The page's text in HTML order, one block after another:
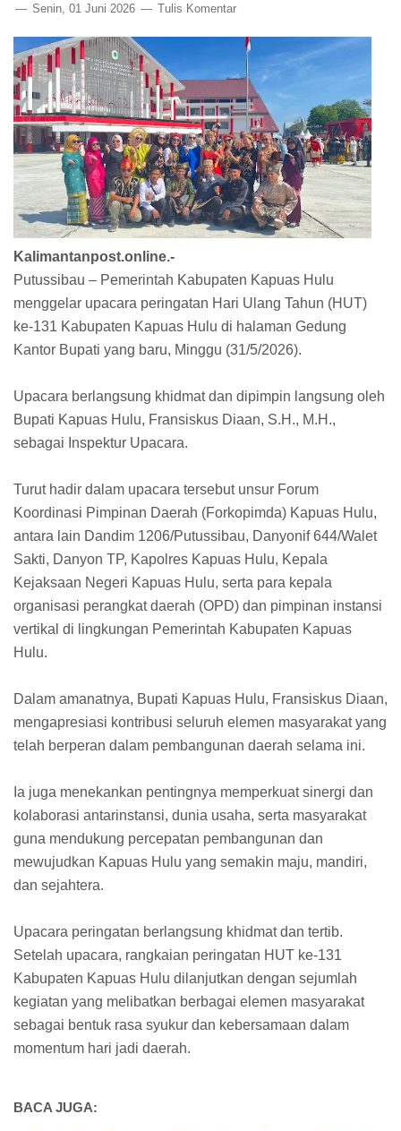
Senin, 01 Juni 2026 Tulis Komentar
Kalimantanpost.online.-
Putussibau – Pemerintah Kabupaten Kapuas Hulu
menggelar upacara peringatan Hari Ulang Tahun (HUT)
ke-131 Kabupaten Kapuas Hulu di halaman Gedung
Kantor Bupati yang baru, Minggu (31/5/2026).
Upacara berlangsung khidmat dan dipimpin langsung oleh
Bupati Kapuas Hulu, Fransiskus Diaan, S.H., M.H.,
sebagai Inspektur Upacara.
Turut hadir dalam upacara tersebut unsur Forum
Koordinasi Pimpinan Daerah (Forkopimda) Kapuas Hulu,
antara lain Dandim 1206/Putussibau, Danyonif 644/Walet
Sakti, Danyon TP, Kapolres Kapuas Hulu, Kepala
Kejaksaan Negeri Kapuas Hulu, serta para kepala
organisasi perangkat daerah (OPD) dan pimpinan instansi
vertikal di lingkungan Pemerintah Kabupaten Kapuas
Hulu.
Dalam amanatnya, Bupati Kapuas Hulu, Fransiskus Diaan,
mengapresiasi kontribusi seluruh elemen masyarakat yang
telah berperan dalam pembangunan daerah selama ini.
Ia juga menekankan pentingnya memperkuat sinergi dan
kolaborasi antarinstansi, dunia usaha, serta masyarakat
guna mendukung percepatan pembangunan dan
mewujudkan Kapuas Hulu yang semakin maju, mandiri,
dan sejahtera.
Upacara peringatan berlangsung khidmat dan tertib.
Setelah upacara, rangkaian peringatan HUT ke-131
Kabupaten Kapuas Hulu dilanjutkan dengan sejumlah
kegiatan yang melibatkan berbagai elemen masyarakat
sebagai bentuk rasa syukur dan kebersamaan dalam
momentum hari jadi daerah.
BACA JUGA: